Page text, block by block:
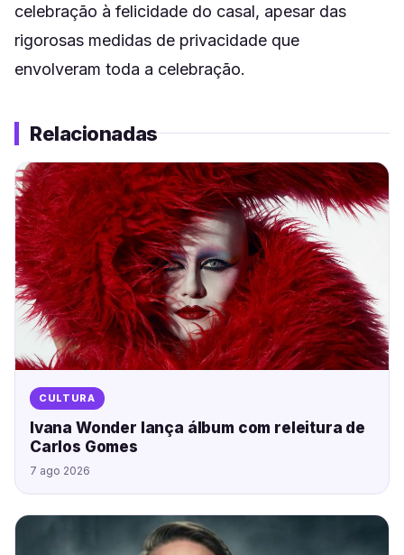
celebração à felicidade do casal, apesar das
rigorosas medidas de privacidade que
envolveram toda a celebração.
Relacionadas
CULTURA
Ivana Wonder lança álbum com releitura de
Carlos Gomes
7 ago 2026